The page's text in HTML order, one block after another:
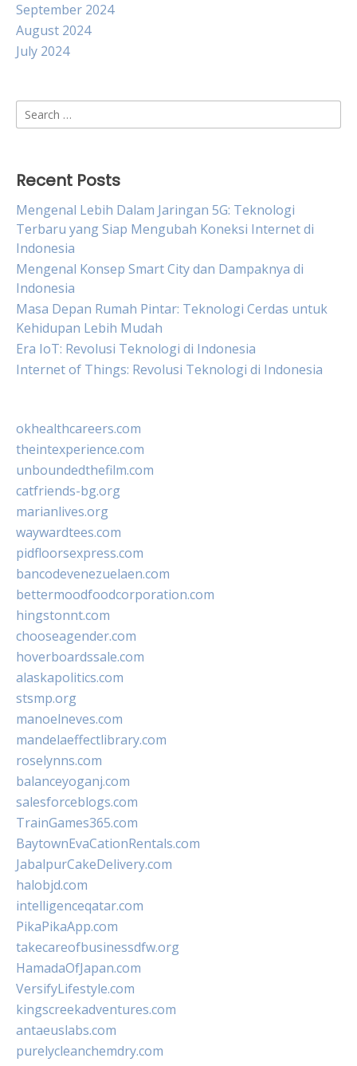
September 2024
August 2024
July 2024
Search
for:
Recent Posts
Mengenal Lebih Dalam Jaringan 5G: Teknologi
Terbaru yang Siap Mengubah Koneksi Internet di
Indonesia
Mengenal Konsep Smart City dan Dampaknya di
Indonesia
Masa Depan Rumah Pintar: Teknologi Cerdas untuk
Kehidupan Lebih Mudah
Era IoT: Revolusi Teknologi di Indonesia
Internet of Things: Revolusi Teknologi di Indonesia
okhealthcareers.com
theintexperience.com
unboundedthefilm.com
catfriends-bg.org
marianlives.org
waywardtees.com
pidfloorsexpress.com
bancodevenezuelaen.com
bettermoodfoodcorporation.com
hingstonnt.com
chooseagender.com
hoverboardssale.com
alaskapolitics.com
stsmp.org
manoelneves.com
mandelaeffectlibrary.com
roselynns.com
balanceyoganj.com
salesforceblogs.com
TrainGames365.com
BaytownEvaCationRentals.com
JabalpurCakeDelivery.com
halobjd.com
intelligenceqatar.com
PikaPikaApp.com
takecareofbusinessdfw.org
HamadaOfJapan.com
VersifyLifestyle.com
kingscreekadventures.com
antaeuslabs.com
purelycleanchemdry.com